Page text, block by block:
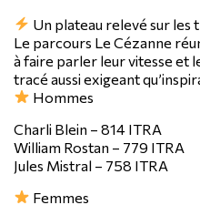
Un plateau relevé sur les
Le parcours Le Cézanne
à faire parler leur vitesse et
tracé aussi exigeant
Hommes
Charli Blein – 814 ITRA
William Rostan – 779 ITRA
Jules Mistral – 758 ITRA
Femmes